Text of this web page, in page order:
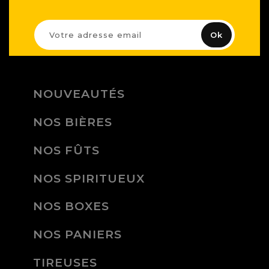
NOUVEAUTÉS
NOS BIÈRES
NOS FÛTS
NOS SPIRITUEUX
NOS BOXES
NOS PANIERS
TIREUSES